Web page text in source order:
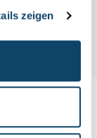
zeigen